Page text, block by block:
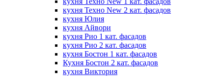
кухня Техно New 2 кат. фасадов
кухня Юлия
кухня Айвори
кухня Рио 1 кат. фасадов
кухня Рио 2 кат. фасадов
кухня Бостон 1 кат. фасадов
Кухня Бостон 2 кат. фасадов
кухня Виктория